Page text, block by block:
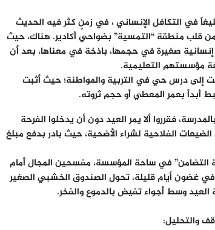
في التكافل الإنساني ، ​في زمنٍ كثر فيه الحديث
من قلب منطقة “التمسية” بضواحي أكادير. هناك، حيث
صغيرة في حجمها، باذخة في معناها، بعد أن
مؤسستهم التعليمية.
إلى درس حي في التربية والمواطنة؛ حيث أثبت
أبداً بعمر المعطي أو حجم ثروته.
فقرروا ألا يمر العيد دون أن يدخلوا الفرحة
الفلاحية لشراء الأضحية، حيث بادر بدفع مبلغ
التضامن” في ساحة المؤسسة، مفسحين المجال أمام
في غضون أيام قليلة، تحول الصندوق الخشبي الصغير
وسط أجواء تفيض بالدموع والفخر.
والتحليل: